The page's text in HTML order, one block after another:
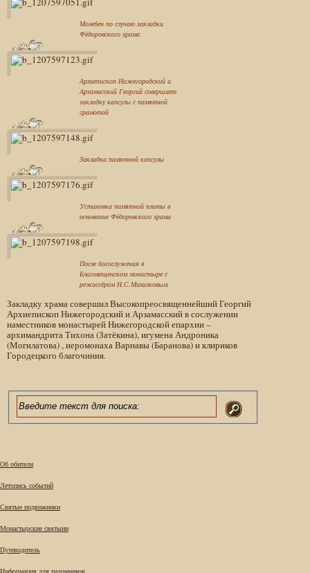
Молебен по случаю закладки
Фёдоровского храма
Архиепископ Нижегородский и
Арзамасский Георгий совершает
закладку капсулы с памятной
грамотой
Закладка памятной капсулы
Установка памятной плиты в
основание Фёдоровского храма
После богослужения в
Благовещенском монастыре с
режиссёром Н.С.Михалковым.
Закладку храма совершил Высокопреосвященнейший Георгий
Архиепископ Нижегородский и Арзамасский в сослужении
наместников монастырей Нижегородской епархии –
архимандрита Тихона (Затёкина), игумена Андроника
(Могилатова) , иеромонаха Варнавы (Баранова) и клириков
Городецкого благочиния.
Об обители
Летопись событий
Святые подвижники
Монастырские святыни
Путеводитель
Информация для паломников